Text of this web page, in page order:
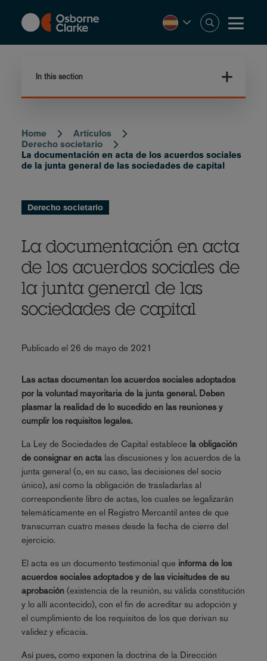
content
In this section
Breadcrumb
Home
Artículos
Derecho societario
La documentación en acta de los acuerdos sociales
de la junta general de las sociedades de capital
Derecho societario
La documentación en acta
de los acuerdos sociales de
la junta general de las
sociedades de capital
Publicado el 26 de mayo de 2021
Las actas documentan los acuerdos sociales adoptados
por la voluntad mayoritaria de la junta general. Deben
plasmar la realidad de lo sucedido en las reuniones y
cumplir los requisitos legales.
La Ley de Sociedades de Capital establece la obligación
de consignar en actalas discusiones y los acuerdos de la
junta general (o, en su caso, las decisiones del socio
único), así como la obligación de trasladarlas al
correspondiente libro de actas, los cuales se legalizarán
telemáticamente en el Registro Mercantil antes de que
transcurran cuatro meses desde la fecha de cierre del
ejercicio.
El acta es un documento testimonial que informa de los
acuerdos sociales adoptados y de las vicisitudes de su
aprobación(existencia de la reunión, su válida constitución
y lo allí acontecido), con el fin de acreditar su adopción y
el cumplimiento de los requisitos de los que derivan su
validez y eficacia.
Así pues, como exponen la doctrina de la Dirección